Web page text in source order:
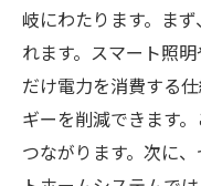
岐にわたります。ま
れます。スマート照
だけ電力を消費する
ギーを削減できます
つながります。次に